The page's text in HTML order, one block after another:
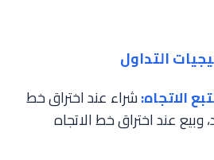
التداول
الاتجاه:شراء عند اختراق خط
وبيع عند اختراق خط الاتجاه